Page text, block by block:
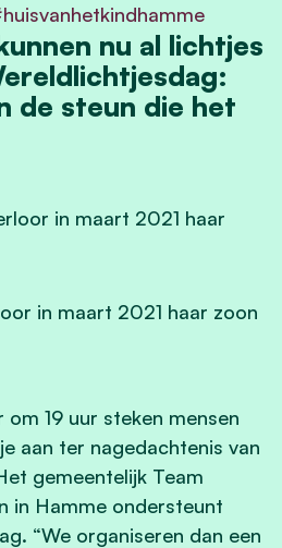
nu al lichtjes
de steun die het
in maart 2021 haar zoon
19 uur steken mensen
aan ter nagedachtenis van
gemeentelijk Team
in Hamme ondersteunt
“We organiseren dan een